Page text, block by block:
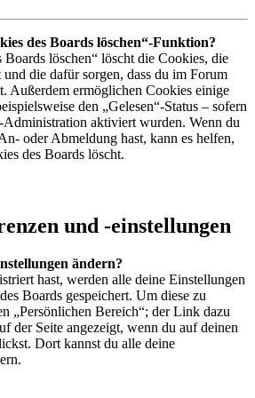
des Boards löschen“-Funktion?
Boards löschen“ löscht die Cookies, die
die dafür sorgen, dass du im Forum
Außerdem ermöglichen Cookies einige
den „Gelesen“-Status – sofern
Administration aktiviert wurden. Wenn du
oder Abmeldung hast, kann es helfen,
des Boards löscht.
und -einstellungen
ändern?
hast, werden alle deine Einstellungen
Boards gespeichert. Um diese zu
„Persönlichen Bereich“; der Link dazu
der Seite angezeigt, wenn du auf deinen
Dort kannst du alle deine